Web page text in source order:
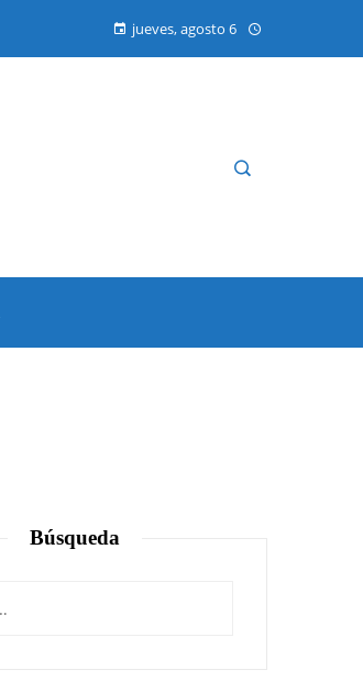
jueves, agosto 6
Búsqueda